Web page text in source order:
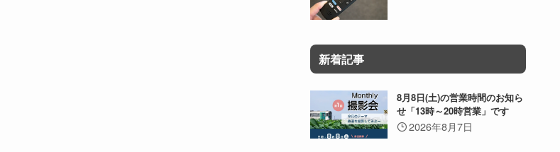
新着記事
8月8日(土)の営業時間のお知ら
せ「13時～20時営業」です
2026年8月7日